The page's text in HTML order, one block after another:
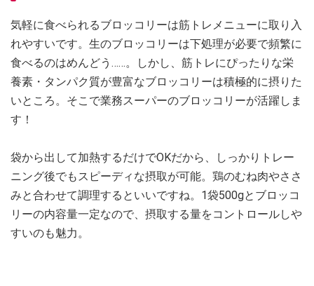
気軽に食べられるブロッコリーは筋トレメニューに取り入
れやすいです。生のブロッコリーは下処理が必要で頻繁に
食べるのはめんどう……。しかし、筋トレにぴったりな栄
養素・タンパク質が豊富なブロッコリーは積極的に摂りた
いところ。そこで業務スーパーのブロッコリーが活躍しま
す！
袋から出して加熱するだけでOKだから、しっかりトレー
ニング後でもスピーディな摂取が可能。鶏のむね肉やささ
みと合わせて調理するといいですね。1袋500gとブロッコ
リーの内容量一定なので、摂取する量をコントロールしや
すいのも魅力。